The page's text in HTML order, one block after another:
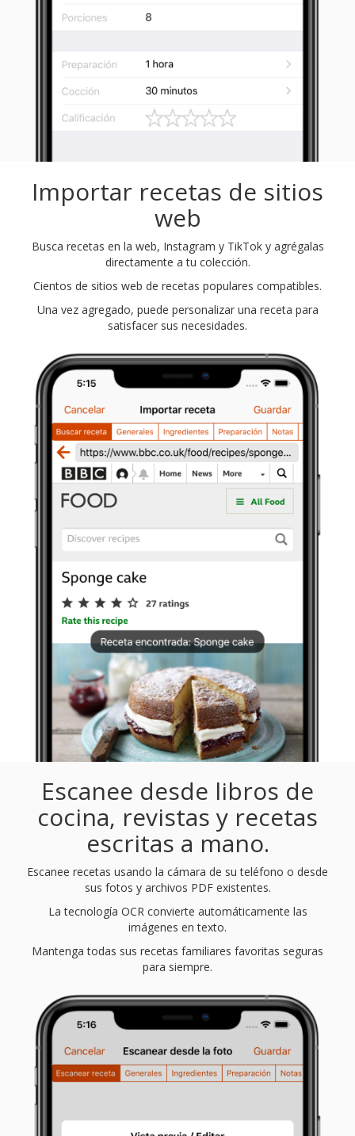
Importar recetas de sitios
web
Busca recetas en la web, Instagram y TikTok y agrégalas
directamente a tu colección.
Cientos de sitios web de recetas populares compatibles.
Una vez agregado, puede personalizar una receta para
satisfacer sus necesidades.
Escanee desde libros de
cocina, revistas y recetas
escritas a mano.
Escanee recetas usando la cámara de su teléfono o desde
sus fotos y archivos PDF existentes.
La tecnología OCR convierte automáticamente las
imágenes en texto.
Mantenga todas sus recetas familiares favoritas seguras
para siempre.